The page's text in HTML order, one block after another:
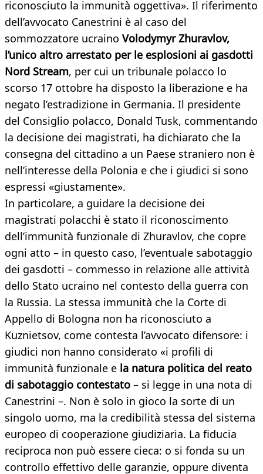
riconosciuto la immunità oggettiva». Il riferimento
dell’avvocato Canestrini è al caso del
sommozzatore ucraino Volodymyr Zhuravlov,
l’unico altro arrestato per le esplosioni ai gasdotti
Nord Stream, per cui un tribunale polacco lo
scorso 17 ottobre ha disposto la liberazione e ha
negato l’estradizione in Germania. Il presidente
del Consiglio polacco, Donald Tusk, commentando
la decisione dei magistrati, ha dichiarato che la
consegna del cittadino a un Paese straniero non è
nell’interesse della Polonia e che i giudici si sono
espressi «giustamente».
In particolare, a guidare la decisione dei
magistrati polacchi è stato il riconoscimento
dell’immunità funzionale di Zhuravlov, che copre
ogni atto – in questo caso, l’eventuale sabotaggio
dei gasdotti – commesso in relazione alle attività
dello Stato ucraino nel contesto della guerra con
la Russia. La stessa immunità che la Corte di
Appello di Bologna non ha riconosciuto a
Kuznietsov, come contesta l’avvocato difensore: i
giudici non hanno considerato «i profili di
immunità funzionale e la natura politica del reato
di sabotaggio contestato – si legge in una nota di
Canestrini –. Non è solo in gioco la sorte di un
singolo uomo, ma la credibilità stessa del sistema
europeo di cooperazione giudiziaria. La fiducia
reciproca non può essere cieca: o si fonda su un
controllo effettivo delle garanzie, oppure diventa